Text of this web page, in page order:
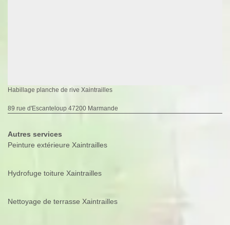
Habillage planche de rive Xaintrailles
89 rue d'Escanteloup 47200 Marmande
Autres services
Peinture extérieure Xaintrailles
Hydrofuge toiture Xaintrailles
Nettoyage de terrasse Xaintrailles